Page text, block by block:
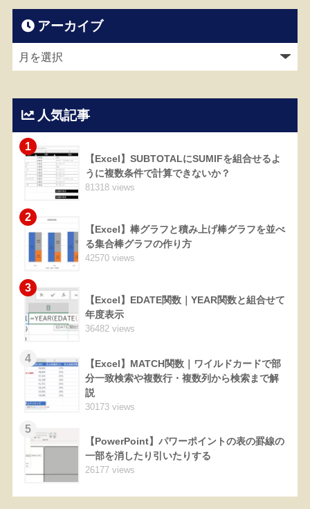
アーカイブ
人気記事
1
【Excel】SUBTOTALにSUMIFを組合せるよ
うに複数条件で計算できないか？
81318 views
2
【Excel】棒グラフと積み上げ棒グラフを並べ
る集合棒グラフの作り方
42570 views
3
【Excel】EDATE関数｜YEAR関数と組合せて
年度表示
36482 views
4
【Excel】MATCH関数｜ワイルドカードで部
分一致検索や複数行・複数列から検索まで解
説
30173 views
5
【PowerPoint】パワーポイントの表の罫線の
一部を消したり引いたりする
26177 views